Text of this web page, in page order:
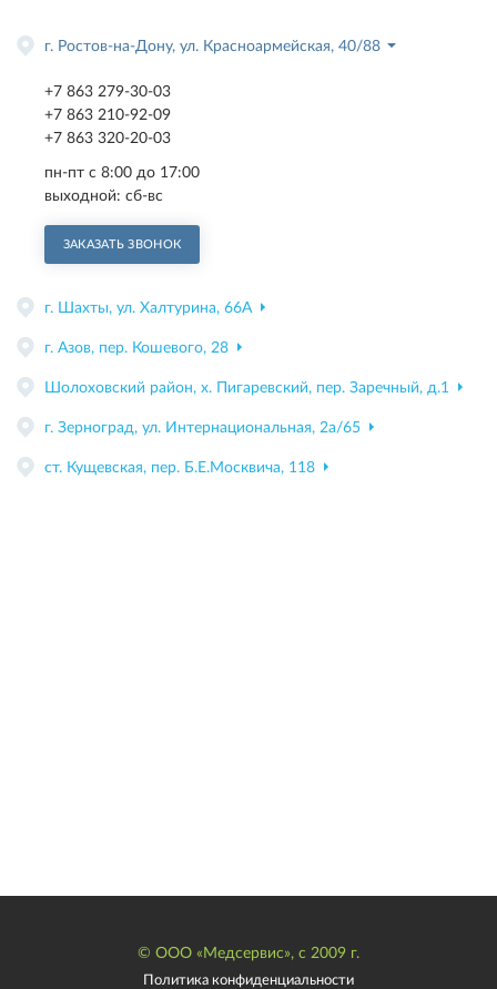
г. Ростов-на-Дону, ул. Красноармейская, 40/88
+7 863 279-30-03
+7 863 210-92-09
+7 863 320-20-03
пн-пт с 8:00 до 17:00
выходной: сб-вс
ЗАКАЗАТЬ ЗВОНОК
г. Шахты, ул. Халтурина, 66А
г. Азов, пер. Кошевого, 28
Шолоховский район, х. Пигаревский, пер. Заречный, д.1
г. Зерноград, ул. Интернациональная, 2а/65
ст. Кущевская, пер. Б.Е.Москвича, 118
© ООО «Медсервис», с 2009 г.
Политика конфиденциальности